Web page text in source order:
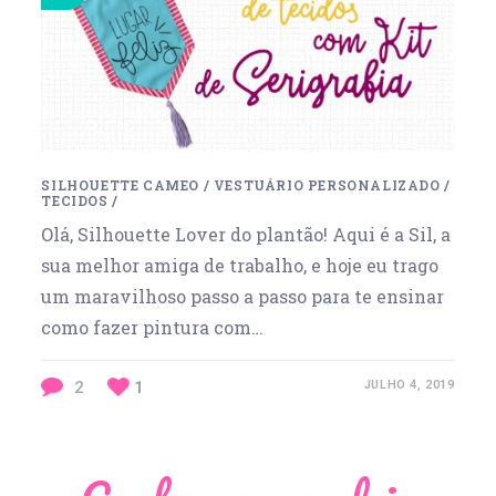
SILHOUETTE CAMEO / VESTUÁRIO PERSONALIZADO /
TECIDOS /
Olá, Silhouette Lover do plantão! Aqui é a Sil, a
sua melhor amiga de trabalho, e hoje eu trago
um maravilhoso passo a passo para te ensinar
como fazer pintura com…
2 1 JULHO 4, 2019